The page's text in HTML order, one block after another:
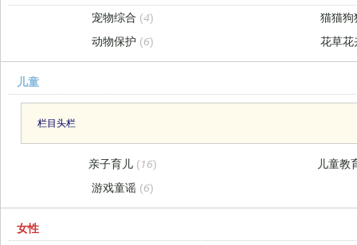
宠物综合 (4)
猫猫
动物保护 (6) 花草
儿童
栏目头栏
亲子育儿 (16)
儿童教
游戏童谣 (6)
女性